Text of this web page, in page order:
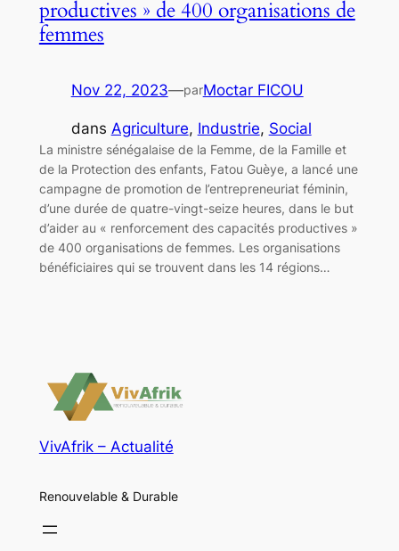
productives » de 400 organisations de
femmes
Nov 22, 2023—parMoctar FICOU
dans Agriculture, Industrie, Social
La ministre sénégalaise de la Femme, de la Famille et
de la Protection des enfants, Fatou Guèye, a lancé une
campagne de promotion de l’entrepreneuriat féminin,
d’une durée de quatre-vingt-seize heures, dans le but
d’aider au « renforcement des capacités productives »
de 400 organisations de femmes. Les organisations
bénéficiaires qui se trouvent dans les 14 régions…
VivAfrik – Actualité
Renouvelable & Durable